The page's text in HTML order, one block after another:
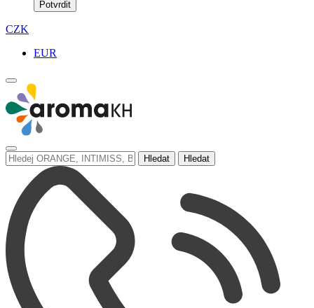
Potvrdit
CZK
EUR
Hledat Hledat